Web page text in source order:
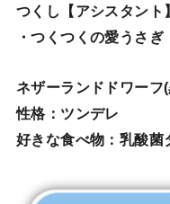
つくし【アシスタント】
・つくつくの愛うさぎ
ネザーランドドワーフ
性格：ツンデレ
好きな食べ物：乳酸菌